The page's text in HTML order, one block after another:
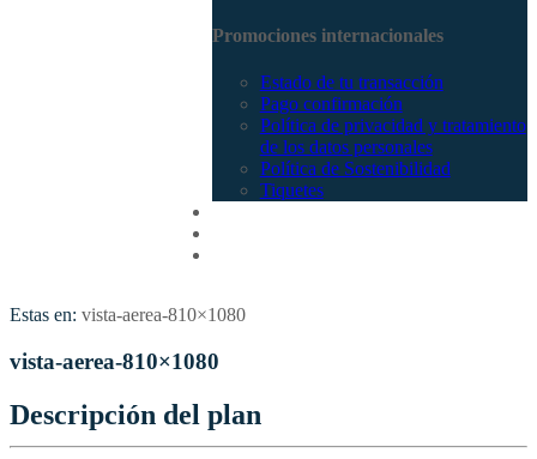
Promociones internacionales
Estado de tu transacción
Pago confirmación
Política de privacidad y tratamiento
de los datos personales
Política de Sostenibilidad
Tiquetes
Estas en: vista-aerea-810×1080
vista-aerea-810×1080
Descripción del plan